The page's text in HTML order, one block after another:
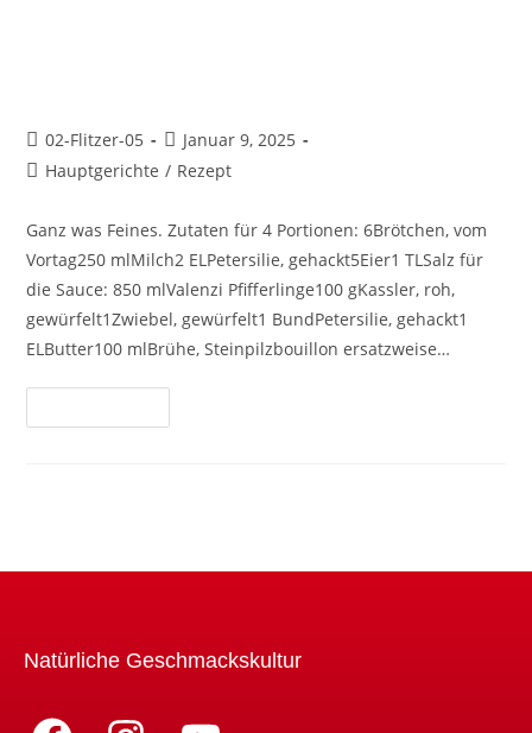
02-Flitzer-05
Januar 9, 2025
Hauptgerichte / Rezept
Ganz was Feines. Zutaten für 4 Portionen: 6Brötchen, vom
Vortag250 mlMilch2 ELPetersilie, gehackt5Eier1 TLSalz für
die Sauce: 850 mlValenzi Pfifferlinge100 gKassler, roh,
gewürfelt1Zwiebel, gewürfelt1 BundPetersilie, gehackt1
ELButter100 mlBrühe, Steinpilzbouillon ersatzweise…
Natürliche Geschmackskultur